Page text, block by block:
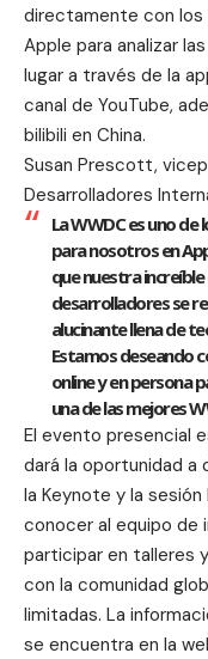
directamente con los
Apple para analizar
lugar a través de la
canal de YouTube,
bilibili en China.
Susan Prescott,
Desarrolladores
La WWDC es uno
para nosotros en
que nuestra
desarrolladores se
alucinante llena de
Estamos deseando
online y en persona
una de las mejores
El evento presencial
dará la oportunidad
la Keynote y la
conocer al equipo de
participar en talleres
con la comunidad
limitadas. La
se encuentra en la